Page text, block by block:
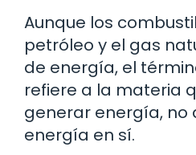
Aunque los
petróleo y el gas
de energía, el
refiere a la materia
generar energía, no
energía en sí.